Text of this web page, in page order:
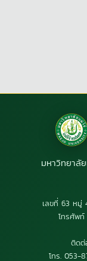
มหาวิทยาลั
เลขที่ 63 หมู่
โทรศัพท์
ติดต่
โทร. 053-